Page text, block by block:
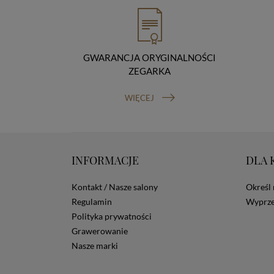
GWARANCJA ORYGINALNOŚCI
ZEGARKA
WIĘCEJ
INFORMACJE
Kontakt / Nasze salony
Regulamin
Polityka prywatności
Grawerowanie
Nasze marki
DLA
Określ